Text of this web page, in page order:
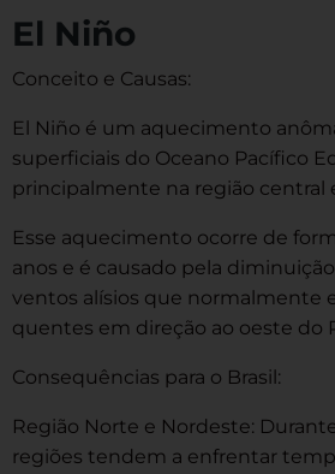
El Niño
Conceito e Causas:
El Niño é um aquecimento
superficiais do Oceano Pacífico
principalmente na região central
Esse aquecimento ocorre de
anos e é causado pela
ventos alísios que normalmente
quentes em direção ao oeste do
Consequências para o Brasil:
Região Norte e Nordeste:
regiões tendem a enfrentar